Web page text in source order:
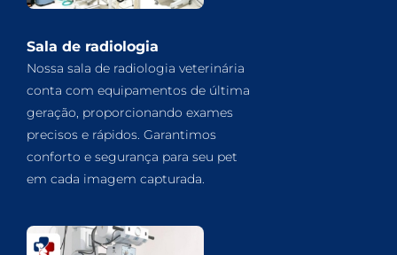
Sala de radiologia
Nossa sala de radiologia veterinária
conta com equipamentos de última
geração, proporcionando exames
precisos e rápidos. Garantimos
conforto e segurança para seu pet
em cada imagem capturada.